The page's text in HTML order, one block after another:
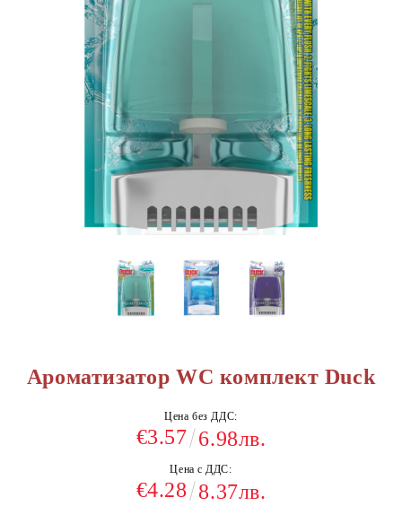
Ароматизатор WC комплект Duck
Цена без ДДС:
€3.57 6.98лв.
Цена с ДДС:
€4.28 8.37лв.